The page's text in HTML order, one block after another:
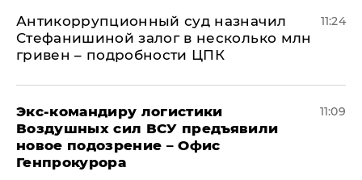
Антикоррупционный суд назначил
Стефанишиной залог в несколько млн
гривен – подробности ЦПК
11:24
Экс-командиру логистики
Воздушных сил ВСУ предъявили
новое подозрение – Офис
Генпрокурора
11:09